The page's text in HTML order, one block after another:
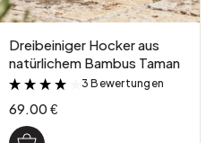
Dreibeiniger Hocker aus
natürlichem Bambus Taman
&
3 Bewertungen
69.00 €